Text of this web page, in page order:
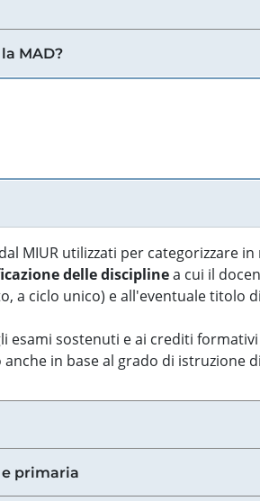
MAD?
MIUR utilizzati per categorizzare
delle disciplinea cui il
a ciclo unico) e all'eventuale titolo
esami sostenuti e ai crediti
anche in base al grado di istruzione
primaria